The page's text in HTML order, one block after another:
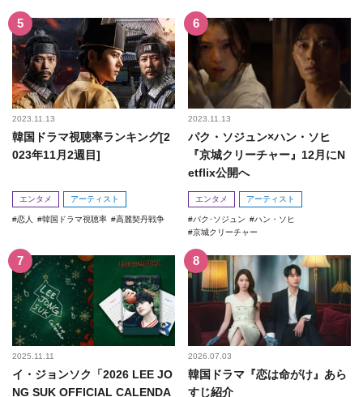
2023.11.13
韓国ドラマ視聴率ランキング[2
023年11月2週目]
エンタメ アーティスト
恋人 韓国ドラマ視聴率 高麗契丹戦争
2023.11.13
パク・ソジュン×ハン・ソヒ
『京城クリーチャー』12月にN
etflix公開へ
エンタメ アーティスト
パク･ソジュン
ハン・ソヒ
京城クリーチャー
2025.11.11
イ・ジョンソク「2026 LEE JO
NG SUK OFFICIAL CALENDA
2026.07.03
韓国ドラマ『恋は命がけ』あら
すじ紹介